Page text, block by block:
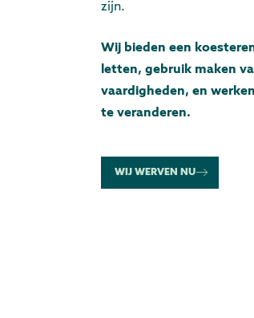
zijn.
Wij bieden een
letten, gebruik maken
vaardigheden, en
te veranderen.
WIJ WERVEN NU